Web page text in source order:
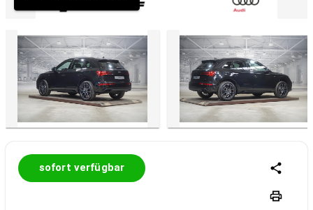
sofort verfügbar